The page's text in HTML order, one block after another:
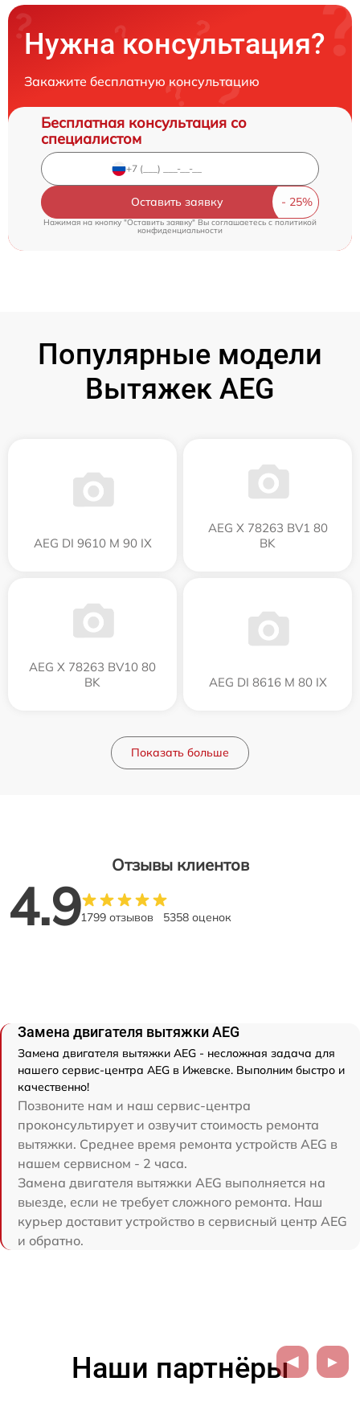
Нужна консультация?
Закажите бесплатную консультацию
Бесплатная консультация со
специалистом
Оставить заявку
Нажимая на кнопку "Оставить заявку" Вы соглашаетесь cполитикой
конфиденциальности
Популярные модели
Вытяжек AEG
AEG DI 9610 M 90 IX
AEG X 78263 BV1 80
BK
AEG X 78263 BV10 80
BK
AEG DI 8616 M 80 IX
Показать больше
Отзывы клиентов
4.91799 отзывов 5358 оценок
Замена двигателя вытяжки AEG
Замена двигателя вытяжки AEG - несложная задача для
нашего сервис-центра AEG в Ижевске. Выполним быстро и
качественно!
Позвоните нам и наш сервис-центра
проконсультирует и озвучит стоимость ремонта
вытяжки. Среднее время ремонта устройств AEG в
нашем сервисном - 2 часа.
Замена двигателя вытяжки AEG выполняется на
выезде, если не требует сложного ремонта. Наш
курьер доставит устройство в сервисный центр AEG
и обратно.
Наши партнёры